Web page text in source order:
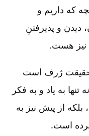
که داریم و
دیدن و پذیرفتنِ
نیز هست.
حقیقت ژرف است
به یاد و به فکر
از پیش نیز به
است.